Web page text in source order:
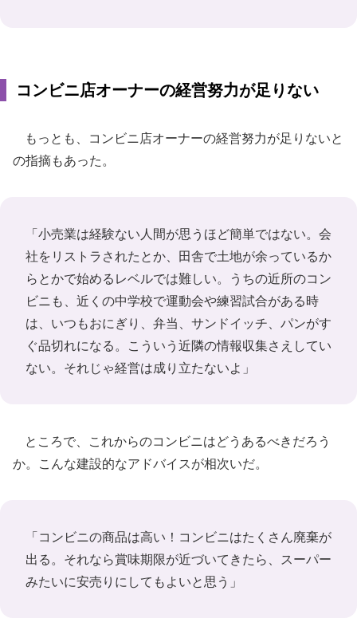
コンビニ店オーナーの経営努力が足りない
もっとも、コンビニ店オーナーの経営努力が足りないと
の指摘もあった。
「小売業は経験ない人間が思うほど簡単ではない。会
社をリストラされたとか、田舎で土地が余っているか
らとかで始めるレベルでは難しい。うちの近所のコン
ビニも、近くの中学校で運動会や練習試合がある時
は、いつもおにぎり、弁当、サンドイッチ、パンがす
ぐ品切れになる。こういう近隣の情報収集さえしてい
ない。それじゃ経営は成り立たないよ」
ところで、これからのコンビニはどうあるべきだろう
か。こんな建設的なアドバイスが相次いだ。
「コンビニの商品は高い！コンビニはたくさん廃棄が
出る。それなら賞味期限が近づいてきたら、スーパー
みたいに安売りにしてもよいと思う」